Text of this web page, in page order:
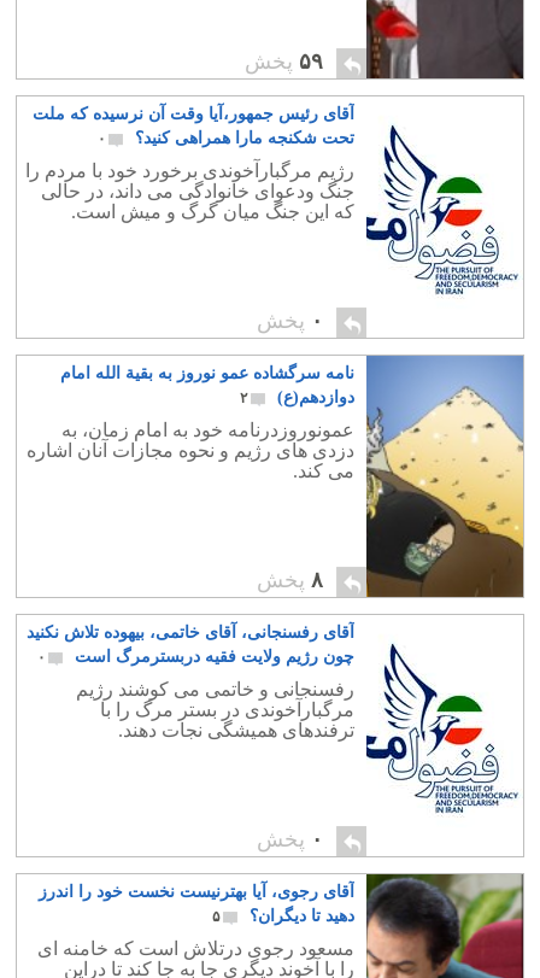
۵۹ پخش
آقای رئیس جمهور،آیا وقت آن نرسیده که ملت
تحت شکنجه مارا همراهی کنید؟
۰
رژیم مرگبارآخوندی برخورد خود با مردم را
جنگ ودعوای خانوادگی می داند، در حالی
که این جنگ میان گرگ و میش است.
۰ پخش
نامه سرگشاده عمو نوروز به بقیة الله امام
دوازدهم(ع)
۲
عمونوروزدرنامه خود به امام زمان، به
دزدی های رژیم و نحوه مجازات آنان اشاره
می کند.
۸ پخش
آقای رفسنجانی، آقای خاتمی، بیهوده تلاش نکنید
چون رژیم ولایت فقیه دربسترمرگ است
۰
رفسنجانی و خاتمی می کوشند رژیم
مرگبارآخوندی در بستر مرگ را با
ترفندهای همیشگی نجات دهند.
۰ پخش
آقای رجوی، آیا بهترنیست نخست خود را اندرز
دهید تا دیگران؟
۵
مسعود رجوی درتلاش است که خامنه ای
را با آخوند دیگری جا به جا کند تا دراین